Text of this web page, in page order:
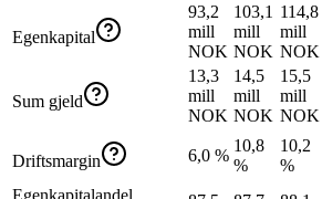
Egenkapital
93,2
mill
NOK
103,1
mill
NOK
114,8
mill
NOK
Sum gjeld
13,3
mill
NOK
14,5
mill
NOK
15,5
mill
NOK
Driftsmargin 6,0 %
10,8
%
10,2
%
Egenkapitalandel